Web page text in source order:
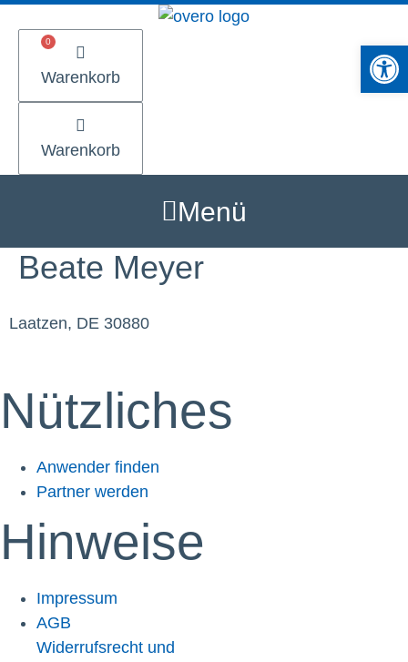
Inhalt
Warenkorb
Warenkorb
Menü
Beate Meyer
Laatzen, DE 30880
Nützliches
Anwender finden
Partner werden
Hinweise
Impressum
AGB
Widerrufsrecht und